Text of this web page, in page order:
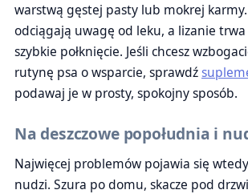
warstwą gęstej pasty lub mokrej
odciągają uwagę od leku, a lizanie trwa
szybkie połknięcie. Jeśli chcesz
rutynę psa o wsparcie, sprawdź
podawaj je w prosty, spokojny sposób.
Na deszczowe popołudnia i
Najwięcej problemów pojawia się
nudzi. Szura po domu, skacze pod